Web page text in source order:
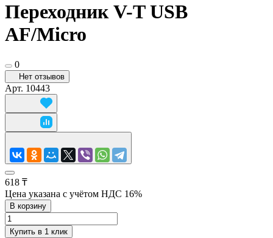
Переходник V-T USB
AF/Micro
0
Нет отзывов
Арт. 10443
618 ₸
Цена указана с учётом НДС 16%
В корзину
Купить в 1 клик